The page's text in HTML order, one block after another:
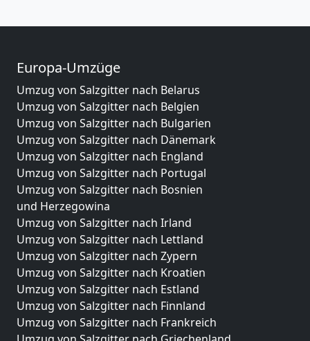
Europa-Umzüge
Umzug von Salzgitter nach Belarus
Umzug von Salzgitter nach Belgien
Umzug von Salzgitter nach Bulgarien
Umzug von Salzgitter nach Dänemark
Umzug von Salzgitter nach England
Umzug von Salzgitter nach Portugal
Umzug von Salzgitter nach Bosnien
und Herzegowina
Umzug von Salzgitter nach Irland
Umzug von Salzgitter nach Lettland
Umzug von Salzgitter nach Zypern
Umzug von Salzgitter nach Kroatien
Umzug von Salzgitter nach Estland
Umzug von Salzgitter nach Finnland
Umzug von Salzgitter nach Frankreich